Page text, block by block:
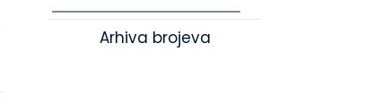
Arhiva brojeva